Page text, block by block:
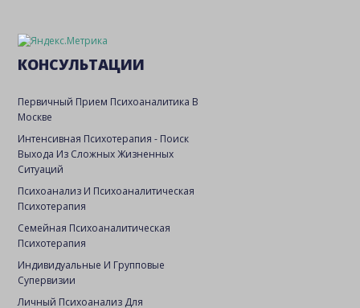
КОНСУЛЬТАЦИИ
Первичный Прием Психоаналитика В
Москве
Интенсивная Психотерапия - Поиск
Выхода Из Сложных Жизненных
Ситуаций
Психоанализ И Психоаналитическая
Психотерапия
Семейная Психоаналитическая
Психотерапия
Индивидуальные И Групповые
Супервизии
Личный Психоанализ Для